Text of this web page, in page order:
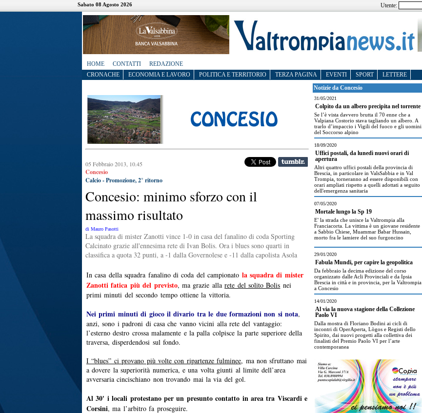
Sabato 08 Agosto 2026 Utente:
HOME CONTATTI
REDAZIONE
CRONACHE
ECONOMIA E LAVORO POLITICA E TERRITORIO TERZA PAGINA EVENTI SPORT LETTERE
05 Febbraio 2013, 10.45
Concesio
Calcio - Promozione, 2° ritorno
Concesio: minimo sforzo con il
massimo risultato
di Mauro Pasotti
La squadra di mister Zanotti vince 1-0 in casa del fanalino di coda Sporting
Calcinato grazie all'ennesima rete di Ivan Bolis. Ora i blues sono quarti in
classifica a quota 32 punti, a -1 dalla Governolese e -11 dalla capolista Asola
In casa della squadra fanalino di coda del campionato la squadra di mister
Zanotti fatica più del previsto, ma grazie allarete del solito Bolis nei
primi minuti del secondo tempo ottiene la vittoria.
Nei primi minuti di gioco il divario tra le due formazioni non si nota,
anzi, sono i padroni di casa che vanno vicini alla rete del vantaggio:
l’esterno destro crossa malamente e la palla colpisce la parte superiore della
traversa, disperdendosi sul fondo.
I “blues” ci provano più volte con ripartenze fulminee, ma non sfruttano mai
a dovere la superiorità numerica, e una volta giunti al limite dell’area
avversaria cincischiano non trovando mai la via del gol.
Al 30' i locali protestano per un presunto contatto in area tra Viscardi e
Corsini, ma l’arbitro fa proseguire.
Notizie da Concesio
31/05/2021
Colpito da un albero precipita nel torrente
Se l’è vista davvero brutta il 70 enne che a
Valpiana Costorio stava tagliando un albero. A
trarlo d’impaccio i Vigili del fuoco e gli uomini
del Soccorso alpino
18/09/2020
Uffici postali, da lunedì nuovi orari di
apertura
Altri quattro uffici postali della provincia di
Brescia, in particolare in ValsSabbia e in Val
Trompia, torneranno ad essere disponibili con
orari ampliati rispetto a quelli adottati a seguito
dell'emergenza sanitaria
07/05/2020
Mortale lungo la Sp 19
E' la strada che unisce la Valtrompia alla
Franciacorta. La vittima è un giovane residente
a Sabbio Chiese, Muammar Babar Hussain,
morto fra le lamiere del suo furgoncino
29/01/2020
Fabula Mundi, per capire la geopolitica
Da febbraio la decima edizione del corso
organizzato dalle Acli Provinciali e da Ipsia
Brescia in città e in provincia, per la Valtrompia
a Concesio
14/01/2020
Al via la nuova stagione della Collezione
Paolo VI
Dalla mostra di Floriano Bodini ai cicli di
incontri di OperAperta, Lògos e Registi dello
Spirito, dai nuovi progetti alla collettiva dei
finalisti del Premio Paolo VI per l’arte
contemporanea